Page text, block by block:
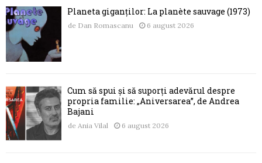
Planeta giganților: La planète sauvage (1973)
de Dan Romascanu 6 august 2026
Cum să spui și să suporți adevărul despre
propria familie: „Aniversarea”, de Andrea
Bajani
de Ania Vilal 6 august 2026